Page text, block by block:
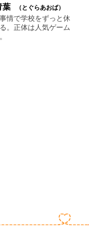
葉 （とぐらあおば）
情で学校をずっと休
。正体は人気ゲーム